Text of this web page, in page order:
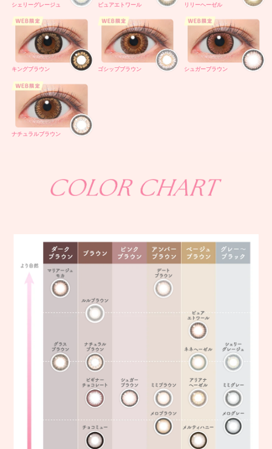
シェリーグレージュ ピュアエトワール リリーヘーゼル
キングブラウン ゴシップブラウン シュガーブラウン
ナチュラルブラウン